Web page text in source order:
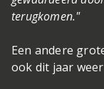
terugkomen."
Een andere
ook dit jaar